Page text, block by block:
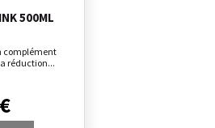
500ML
complément
réduction...
€